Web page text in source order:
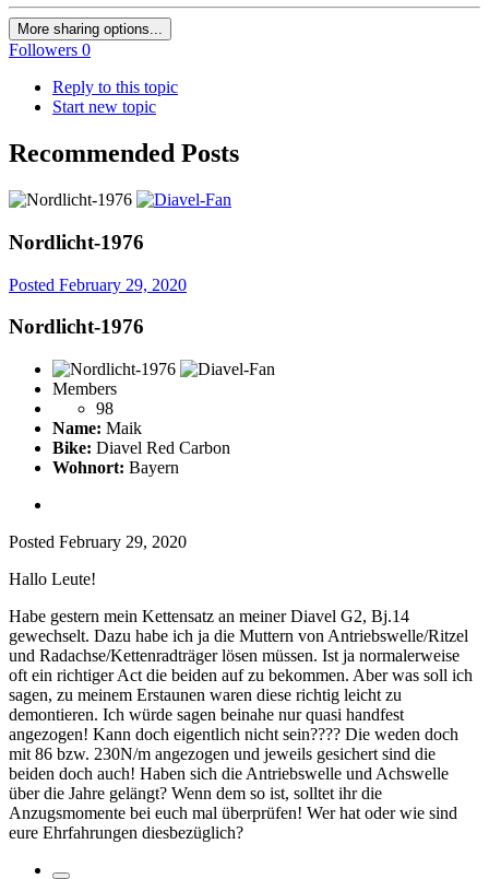
More sharing options...
Followers 0
Reply to this topic
Start new topic
Recommended Posts
Nordlicht-1976
Posted February 29, 2020
Nordlicht-1976
Members
98
Name: Maik
Bike: Diavel Red Carbon
Wohnort: Bayern
Posted February 29, 2020
Hallo Leute!
Habe gestern mein Kettensatz an meiner Diavel G2, Bj.14
gewechselt. Dazu habe ich ja die Muttern von Antriebswelle/Ritzel
und Radachse/Kettenradträger lösen müssen. Ist ja normalerweise
oft ein richtiger Act die beiden auf zu bekommen. Aber was soll ich
sagen, zu meinem Erstaunen waren diese richtig leicht zu
demontieren. Ich würde sagen beinahe nur quasi handfest
angezogen! Kann doch eigentlich nicht sein???? Die weden doch
mit 86 bzw. 230N/m angezogen und jeweils gesichert sind die
beiden doch auch! Haben sich die Antriebswelle und Achswelle
über die Jahre gelängt? Wenn dem so ist, solltet ihr die
Anzugsmomente bei euch mal überprüfen! Wer hat oder wie sind
eure Ehrfahrungen diesbezüglich?